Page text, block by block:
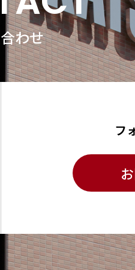
わせ
フ